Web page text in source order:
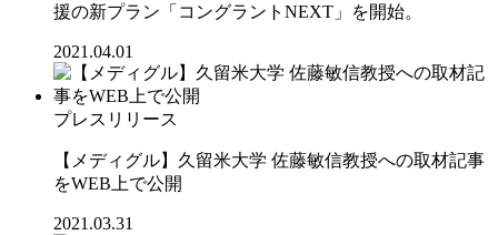
援の新プラン「コングラントNEXT」を開始。
2021.04.01
プレスリリース
【メディグル】久留米大学 佐藤敏信教授への取材記事
をWEB上で公開
2021.03.31